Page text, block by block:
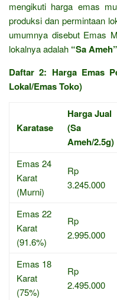
mengikuti harga emas
produksi dan permintaan
umumnya disebut Emas
lokalnya adalah “Sa
Daftar 2: Harga Emas
Lokal/Emas Toko)
Karatase
Harga Jual
(Sa
Ameh/2.5g)
Emas 24
Karat
(Murni)
Rp
3.245.000
Emas 22
Karat
(91.6%)
Rp
2.995.000
Emas 18
Karat
(75%)
Rp
2.495.000